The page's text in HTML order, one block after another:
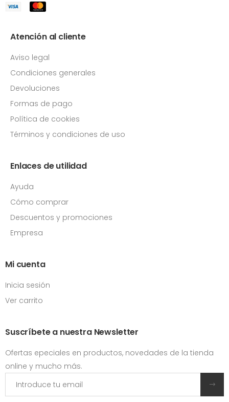
Atención al cliente
Aviso legal
Condiciones generales
Devoluciones
Formas de pago
Política de cookies
Términos y condiciones de uso
Enlaces de utilidad
Ayuda
Cómo comprar
Descuentos y promociones
Empresa
Mi cuenta
Inicia sesión
Ver carrito
Suscríbete a nuestra Newsletter
Ofertas epeciales en productos, novedades de la tienda
online y mucho más.